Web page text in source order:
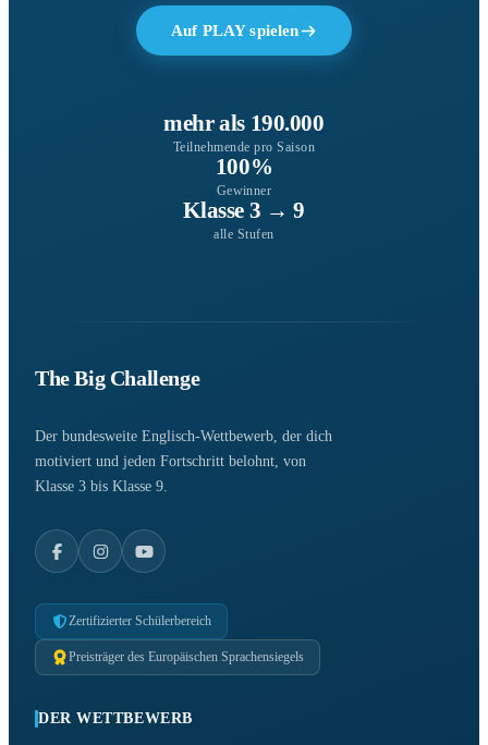
Auf PLAY spielen
mehr als 190.000
Teilnehmende pro Saison
100%
Gewinner
Klasse 3 → 9
alle Stufen
The Big Challenge
Der bundesweite Englisch-Wettbewerb, der dich
motiviert und jeden Fortschritt belohnt, von
Klasse 3 bis Klasse 9.
Zertifizierter Schülerbereich
Preisträger des Europäischen Sprachensiegels
DER WETTBEWERB